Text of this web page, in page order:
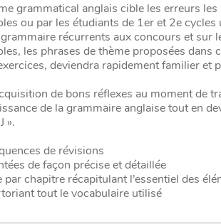
grammatical anglais cible les erreurs
ou par les étudiants de 1er et 2e
récurrents aux concours et sur
les phrases de thème proposées
deviendra rapidement familier
de bons réflexes au moment de
de la grammaire anglaise tout en
».
de révisions
de façon précise et détaillée
chapitre récapitulant l’essentiel des
tout le vocabulaire utilisé